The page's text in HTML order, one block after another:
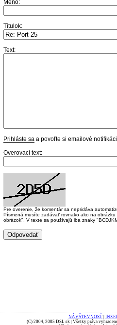
Meno:
Titulok:
Text:
Prihláste sa a povoľte si emailové
Overovací text:
Pre overenie, že komentár sa nepridáva
Písmená musíte zadávať rovnako ako na
obrázok". V texte sa používajú iba znaky
NÁVŠTEVNOSŤ
(C) 2004, 2005 DSL.sk | Všetky práva